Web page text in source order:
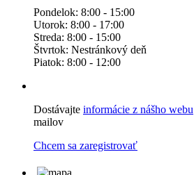
Pondelok: 8:00 - 15:00
Utorok: 8:00 - 17:00
Streda: 8:00 - 15:00
Štvrtok: Nestránkový deň
Piatok: 8:00 - 12:00
Dostávajte informácie z nášho webu
mailov
Chcem sa zaregistrovať